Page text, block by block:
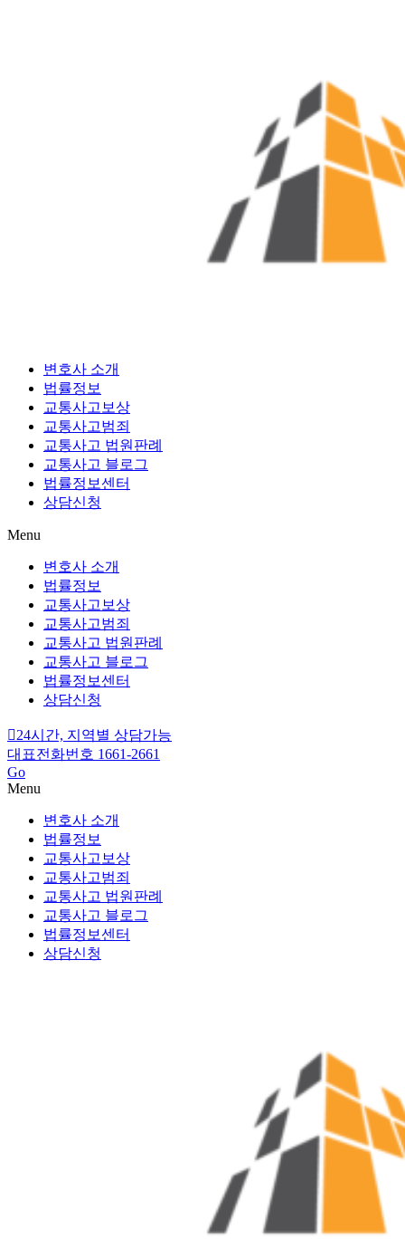
변호사 소개
법률정보
교통사고보상
교통사고범죄
교통사고 법원판례
교통사고 블로그
법률정보센터
상담신청
Menu
변호사 소개
법률정보
교통사고보상
교통사고범죄
교통사고 법원판례
교통사고 블로그
법률정보센터
상담신청
24시간, 지역별 상담가능
대표전화번호 1661-2661
Go
Menu
변호사 소개
법률정보
교통사고보상
교통사고범죄
교통사고 법원판례
교통사고 블로그
법률정보센터
상담신청